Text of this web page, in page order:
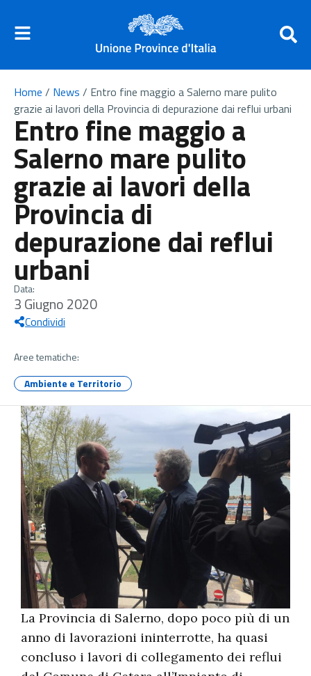
Home / News / Entro fine maggio a Salerno mare pulito
grazie ai lavori della Provincia di depurazione dai reflui urbani
Entro fine maggio a
Salerno mare pulito
grazie ai lavori della
Provincia di
depurazione dai reflui
urbani
Data:
3 Giugno 2020
Condividi
Aree tematiche:
Ambiente e Territorio
La Provincia di Salerno, dopo poco più di un
anno di lavorazioni ininterrotte, ha quasi
concluso i lavori di collegamento dei reflui